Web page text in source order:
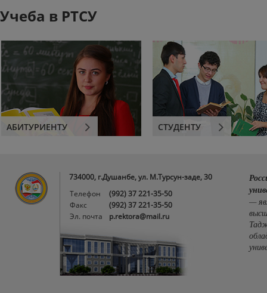
Учеба в РТСУ
АБИТУРИЕНТУ СТУДЕНТУ
734000, г.Душанбе, ул. М.Турсун-заде, 30
Телефон
(992) 37 221-35-50
Факс
(992) 37 221-35-50
Эл. почта
p.rektora@mail.ru
—